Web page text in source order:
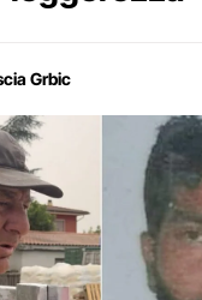
Grbic